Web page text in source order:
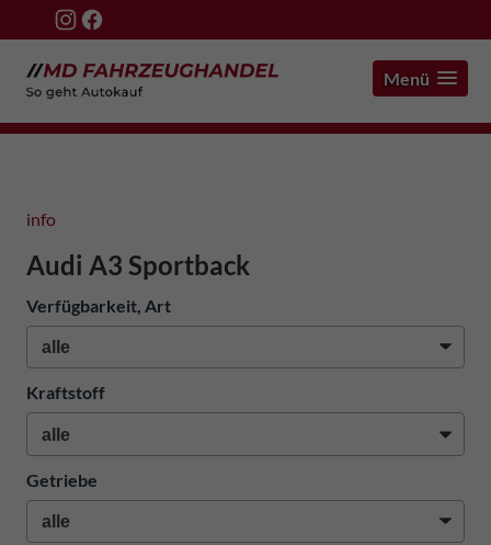
Menü
info
Audi A3 Sportback
Verfügbarkeit, Art
Kraftstoff
Getriebe